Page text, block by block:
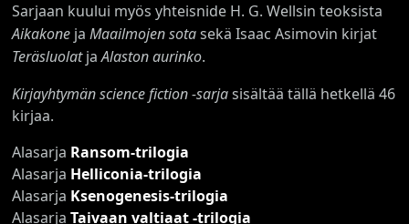
Sarjaan kuului myös yhteisnide H. G. Wellsin teoksista
Aikakone jaMaailmojen sotasekä Isaac Asimovin kirjat
TeräsluolatjaAlaston aurinko.
Kirjayhtymän science fiction -sarjasisältää tällä hetkellä 46
kirjaa.
Alasarja Ransom-trilogia
Alasarja Helliconia-trilogia
Alasarja Ksenogenesis-trilogia
AlasarjaTaivaan valtiaat -trilogia